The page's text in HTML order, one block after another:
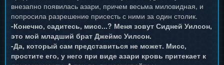
внезапно появилась азари, причем весьма миловидная, и
попросила разрешение присесть с ними за один столик.
-Конечно, садитесь, мисс...? Меня зовут Сидней Уилсон,
это мой младший брат Джеймс Уилсон.
-Да, который сам представиться не может. Мисс,
простите его, у него при виде азари кровь притекает к